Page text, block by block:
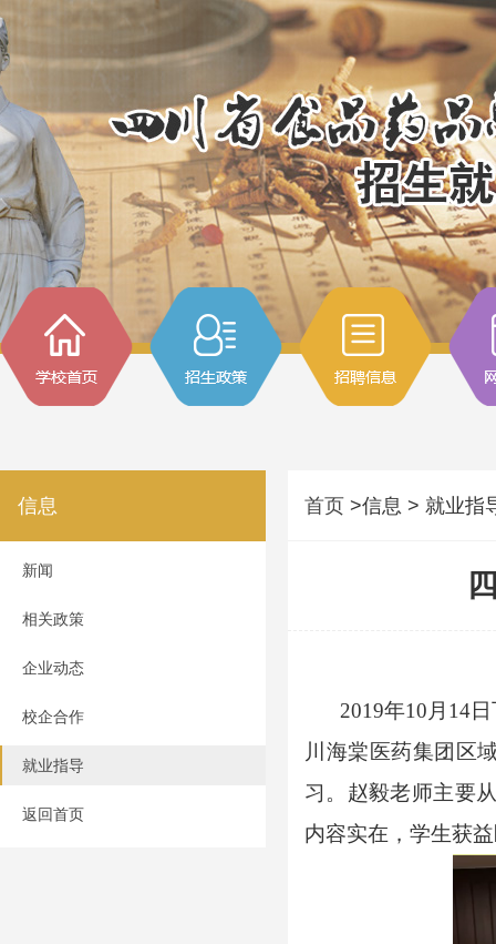
信息
新闻
相关政策
企业动态
校企合作
就业指导
返回首页
首页 >信息 > 就业指
2019年10月14
川海棠医药集团区
习。赵毅老师主要
内容实在，学生获